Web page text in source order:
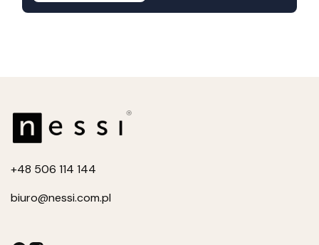
+48 506 114 144
biuro@nessi.com.pl